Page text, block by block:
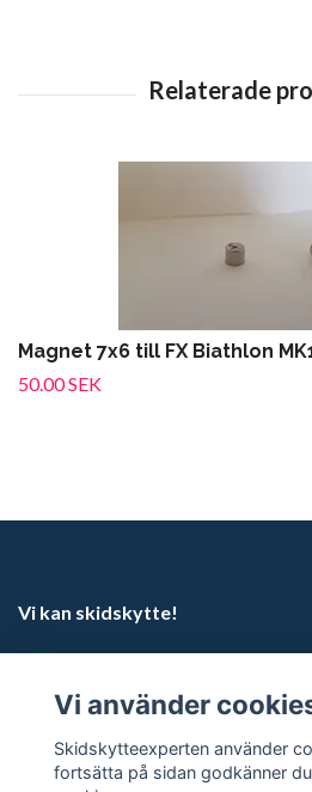
Magnet 7x6 till FX Biathlon
50.00 SEK
Vi kan skidskytte!
Sociala medier
Vi använder
Skidskytteexperten använder
fortsätta på sidan godkänner